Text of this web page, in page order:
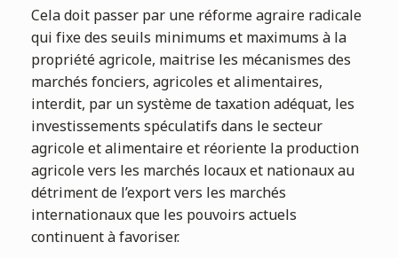
Cela doit passer par une réforme agraire radicale
qui fixe des seuils minimums et maximums à la
propriété agricole, maitrise les mécanismes des
marchés fonciers, agricoles et alimentaires,
interdit, par un système de taxation adéquat, les
investissements spéculatifs dans le secteur
agricole et alimentaire et réoriente la production
agricole vers les marchés locaux et nationaux au
détriment de l’export vers les marchés
internationaux que les pouvoirs actuels
continuent à favoriser.